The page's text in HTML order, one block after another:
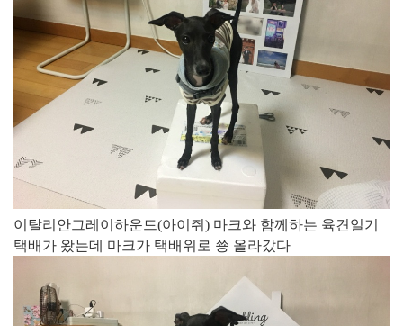
​이탈리안그레이하운드(아이쥐) 마크와 함께하는 육견일기
택배가 왔는데 마크가 택배위로 쑝 올라갔다